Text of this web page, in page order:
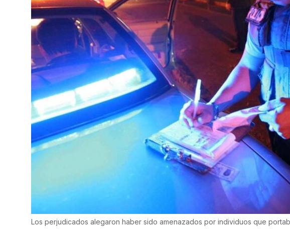
Los perjudicados alegaron haber sido amenazados por individuos que